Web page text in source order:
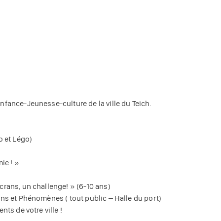
Jeunesse-culture de la ville du Teich.
et Légo)
! »
un challenge! » (6-10 ans)
et Phénomènes ( tout public – Halle du port)
de votre ville !